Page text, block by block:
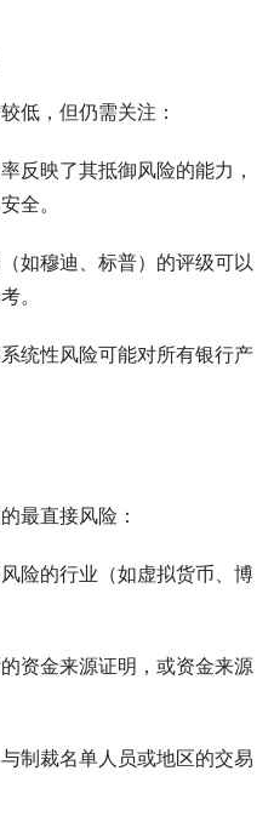
低，但仍需关注：
反映了其抵御风险的能力，
全。
如穆迪、标普）的评级可以
。
统性风险可能对所有银行产
最直接风险：
险的行业（如虚拟货币、博
资金来源证明，或资金来源
制裁名单人员或地区的交易